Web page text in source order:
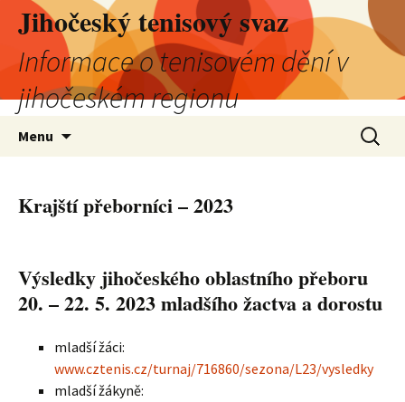
Jihočeský tenisový svaz
Informace o tenisovém dění v
jihočeském regionu
Menu
Krajští přeborníci – 2023
Výsledky jihočeského oblastního přeboru
20. – 22. 5. 2023 mladšího žactva a dorostu
mladší žáci:
www.cztenis.cz/turnaj/716860/sezona/L23/vysledky
mladší žákyně: